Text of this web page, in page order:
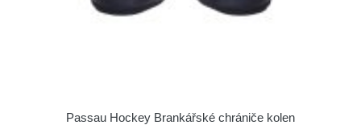
Passau Hockey Brankářské chrániče kolen